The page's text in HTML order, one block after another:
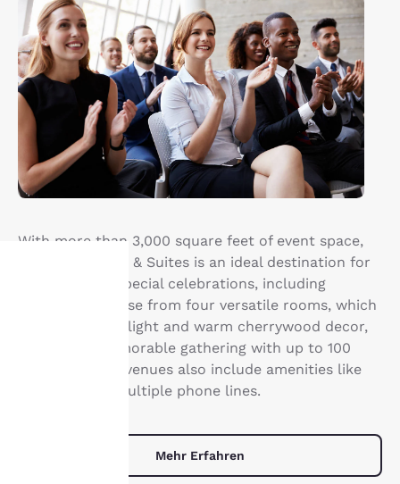
With more than 3,000 square feet of event space,
the Country Inn & Suites is an ideal destination for
meetings and special celebrations, including
weddings. Choose from four versatile rooms, which
feature natural light and warm cherrywood decor,
and host a memorable gathering with up to 100
attendees. Our venues also include amenities like
free WiFi and multiple phone lines.
Mehr Erfahren